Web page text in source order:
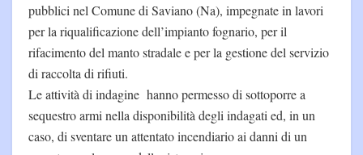
pubblici nel Comune di Saviano (Na), impegnate in lavori
per la riqualificazione dell’impianto fognario, per il
rifacimento del manto stradale e per la gestione del servizio
di raccolta di rifiuti.
Le attività di indagine hanno permesso di sottoporre a
sequestro armi nella disponibilità degli indagati ed, in un
caso, di sventare un attentato incendiario ai danni di un